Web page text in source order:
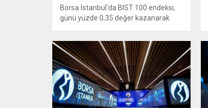
Borsa İstanbul'da BIST 100 endeksi,
günü yüzde 0,35 değer kazanarak